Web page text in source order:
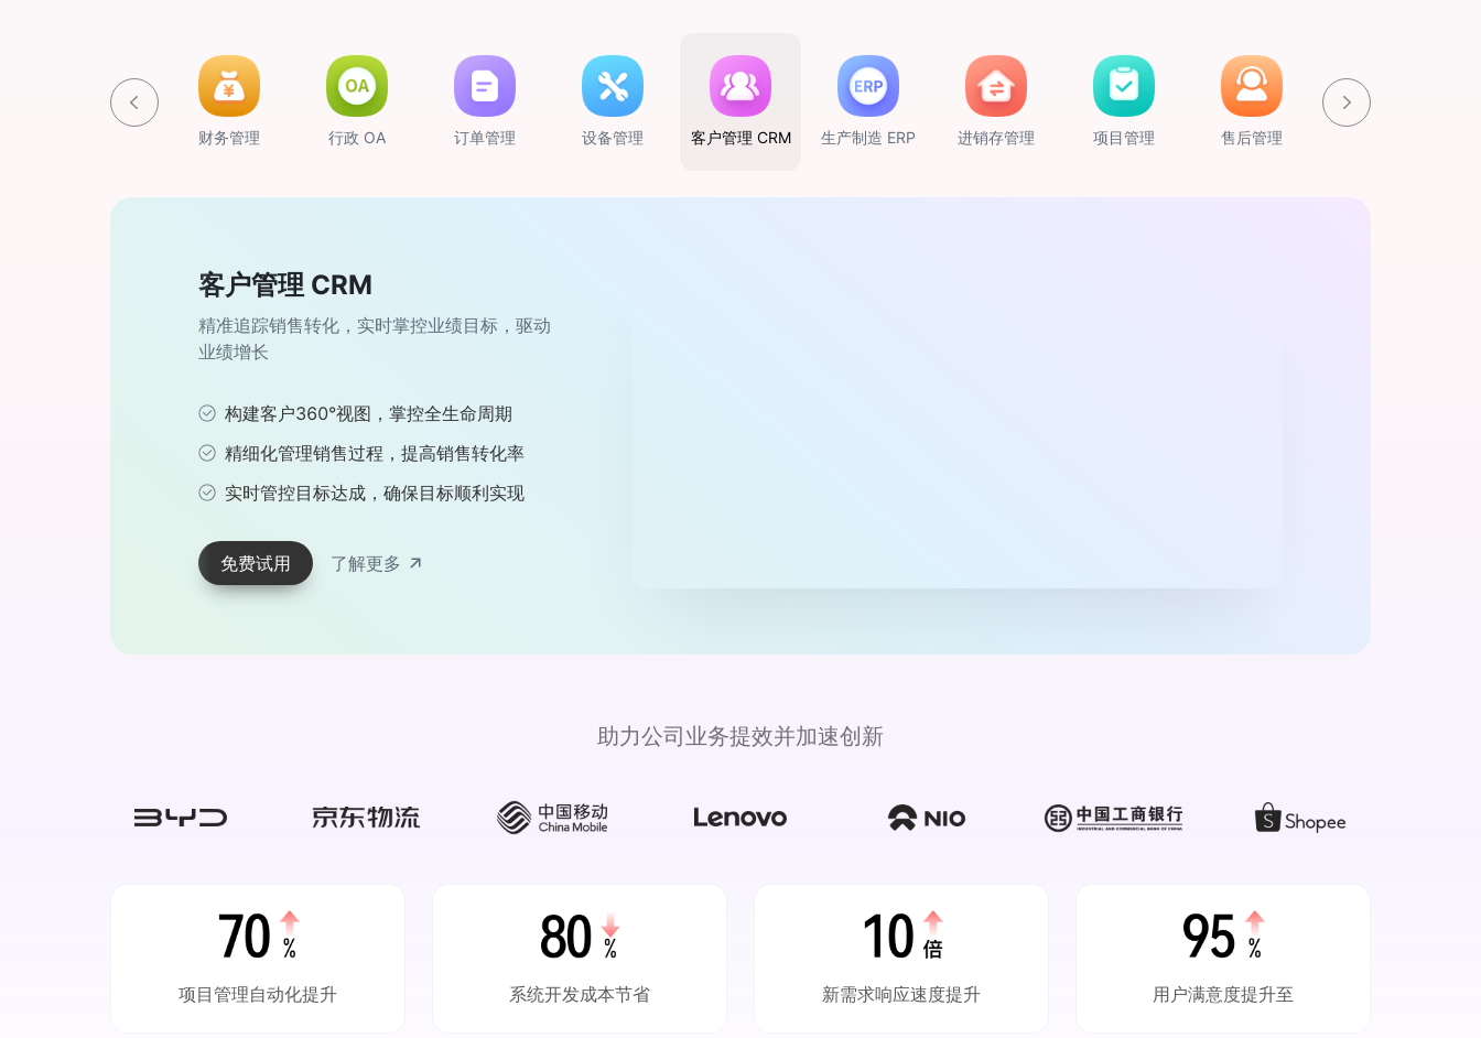
财务管理 行政 OA 订单管理 设备管理 客户管理 CRM 生产制造 ERP 进销存管理 项目管理 售后管理
客户管理 CRM
精准追踪销售转化，实时掌控业绩目标，驱动
业绩增长
构建客户360°视图，掌控全生命周期
精细化管理销售过程，提高销售转化率
实时管控目标达成，确保目标顺利实现
免费试用 了解更多
生产制造 ERP
以订单为中心，打破生产黑盒，掌控订单交付
订单全流程管控，各部门高效协同
订单任务逐级派发，交付实时可视
按单精准采购，订单数据智能分析
进销存管理
手机电脑多端可用，快捷报价开单，老板随时
查账
快速报价开单，订单进度实时追踪
实时库存统计，避免压货缺货
采销业务联动，降低采购成本
免费试用 了解更多
项目管理
以项目为中心，打破信息孤岛，实现项目全程
透明化管理
项目全周期管理，实现跨部门无缝协作
实时数据大屏，项目进度尽在掌控
汇报PPT一键生成，提高汇报效率
免费试用 了解更多
售后管理
构建全面售后服务管理，实现内部高效协同，
提升客户满意度
退换货流程管理，服务响应更规范
退差返现自动匹配，财务处理更高效
中差评记录跟进，服务质量速提升
免费试用 了解更多
人事管理
整合招聘、人事变动、合同、薪资和考勤管
理，提升人力资源管理效率
招聘流程完整闭环，进度自动更新
入转调离在线处理，提高处理准确性
实时生成薪酬报表，助力控制人力成本
免费试用 了解更多
财务管理
专为中小企业设计，让老板和财务轻松掌握企
业经营状况
应收应付自动核算，提高财务处理效率
经营报表自动呈现，快速获取经营状况
月结对账单自动生成，提高结账时效性
免费试用 了解更多
行政 OA
整合企业行政管理流程，实现办公无纸化和规
范化
统一审批入口，规范化管理提升效率
行政物资管理，物资使用实时监控
支出数据看板，可视化呈现支出情况
免费试用 了解更多
订单管理
专为中小企业设计，系统简洁易上手，轻松掌
控订单全流程
全方位跟踪订单，保障处理时效性
深挖订单数据，洞察企业销售趋向
应收应付明晰，助力资金流最优化
免费试用 了解更多
设备管理
设备管理线上化，一个二维码快捷完成巡检保
养报修，掌控设备全生命周期
设备序列码管理，扫码直达设备档案
巡检与保养任务自动下发，执行留痕
扫码自助报修，通知到人，高效处理
免费试用 了解更多
助力公司业务提效并加速创新
项目管理自动化提升 系统开发成本节省 新需求响应速度提升 用户满意度提升至